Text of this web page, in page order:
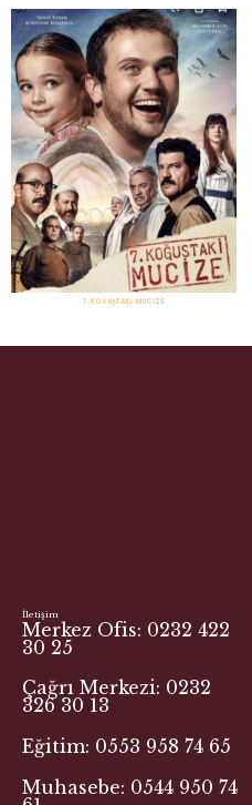
7.KOĞUŞTAKI MUCIZE
İletişim
Merkez Ofis: 0232 422
30 25
Çağrı Merkezi: 0232
326 30 13
Eğitim: 0553 958 74 65
Muhasebe: 0544 950 74